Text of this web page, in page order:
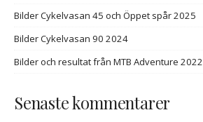
Bilder Cykelvasan 45 och Öppet spår 2025
Bilder Cykelvasan 90 2024
Bilder och resultat från MTB Adventure 2022
Senaste kommentarer